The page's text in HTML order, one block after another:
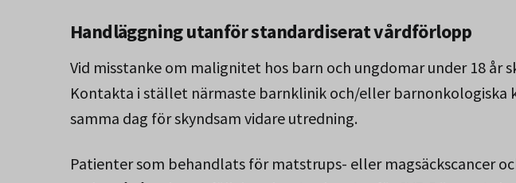
Handläggning utanför standardiserat vårdförlopp
Vid misstanke om malignitet hos barn och ungdomar under 18 år
Kontakta i stället närmaste barnklinik och/eller barnonkologiska
samma dag för skyndsam vidare utredning.
Patienter som behandlats för matstrups- eller magsäckscancer